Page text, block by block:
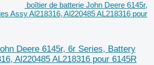
boîtier de batterie John Deere 6145r,
Assy Al218316, Al220485 AL218316 pour
Deere 6145r, 6r Series, Battery
Al220485 AL218316 pour 6145R